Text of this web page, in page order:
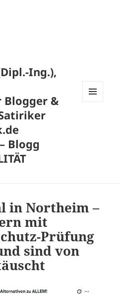
Ing.),
Blogger &
Blogg
in Northeim –
mit
Prüfung
sind von